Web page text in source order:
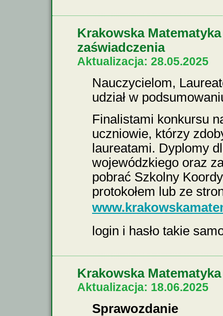
Krakowska
zaświadczenia
Aktualizacja: 28.05.2025
Nauczycielom,
udział w
Finalistami konkursu
uczniowie, którzy
laureatami. Dyplomy
wojewódzkiego oraz
pobrać Szkolny
protokołem lub ze
login i hasło takie
Krakowska
Aktualizacja: 18.06.2025
Sprawozdanie